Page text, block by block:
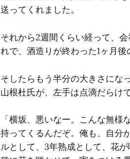
送ってくれました。
それから2週間くらい経って、
れで、酒造りが終わった1ヶ月後
そしたらもう半分の大きさにな
山根杜氏が、左手は点滴だらけ
「横坂、悪いなー。こんな無
持ってくるんだぞ。俺も、自分
ルとして、3年熟成として、花